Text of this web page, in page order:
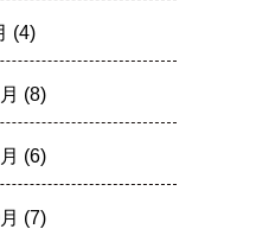
(4)
(8)
(6)
(7)